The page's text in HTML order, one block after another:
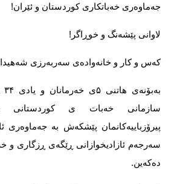
جەماوەری خەباتکاری کوردستان و ئێران!
لاوانی پێشەنگ و خوڕاگر !
کەس و کار و خانەوادەی سەربەرزی
بەبۆنەی هاتنی ۵ی خەرمانان و یادی ۴۳
سازمانی خەبات ی کوردستانی
پیرۆزباییەکانمان پێشکەش بە جەماوەری
سەرجەم ئازادیخوازانی ڕێگەی ڕزگاری و
دەکەین.